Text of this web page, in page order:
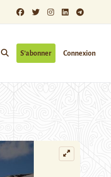
S’abonner Connexion